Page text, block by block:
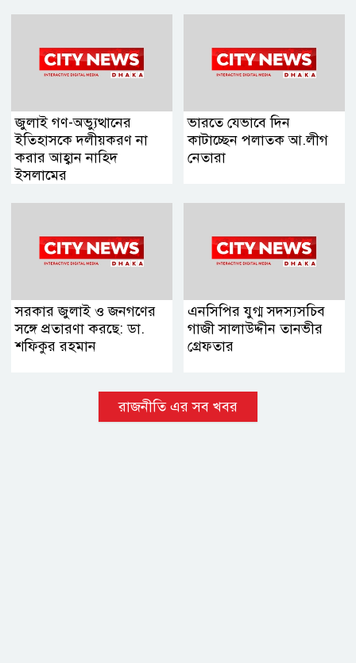
জুলাই গণ-অভ্যুত্থানের
ইতিহাসকে দলীয়করণ না
করার আহ্বান নাহিদ
ইসলামের
ভারতে যেভাবে দিন
কাটাচ্ছেন পলাতক আ.লীগ
নেতারা
সরকার জুলাই ও জনগণের
সঙ্গে প্রতারণা করছে: ডা.
শফিকুর রহমান
এনসিপির যুগ্ম সদস্যসচিব
গাজী সালাউদ্দীন তানভীর
গ্রেফতার
রাজনীতি এর সব খবর